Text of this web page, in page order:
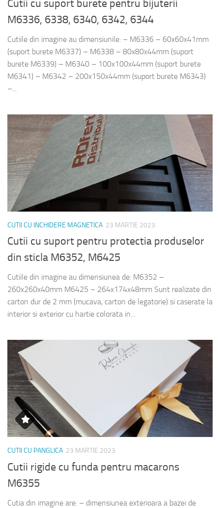
Cutii cu suport burete pentru bijuterii
M6336, 6338, 6340, 6342, 6344
Cutiile din imagine au dimensiunile: – M6336 – 60x60x41mm
(suport burete M6337) – M6338 – 80x80x44mm (suport
burete M6339) – M6340 – 100x100x44mm (suport burete
M6341) – M6342 – 200x150x44mm (suport burete M6343)
–...
CUTII CU INCHIDERE MAGNETICA 23 MARTIE 2023
Cutii cu suport pentru protectia produselor
din sticla M6352, M6425
Cutiile din imagine au dimensiunea de: M6352 –
260x260x40mm M6425 – 264x174x48mm Sunt realizate din
carton dur de 2 mm (mucava, carton de legatorie) si caserate la
interior si exterior cu hartie colorata in...
CUTII CU PANGLICA 23 MARTIE 2023
Cutii rigide cu funda pentru macarons
M6355
Cutia din imagine are: – dimensiunea exterioara a bazei de